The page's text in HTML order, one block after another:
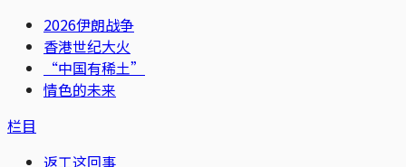
2026伊朗战争
香港世纪大火
“中国有稀土”
情色的未来
栏目
返工这回事